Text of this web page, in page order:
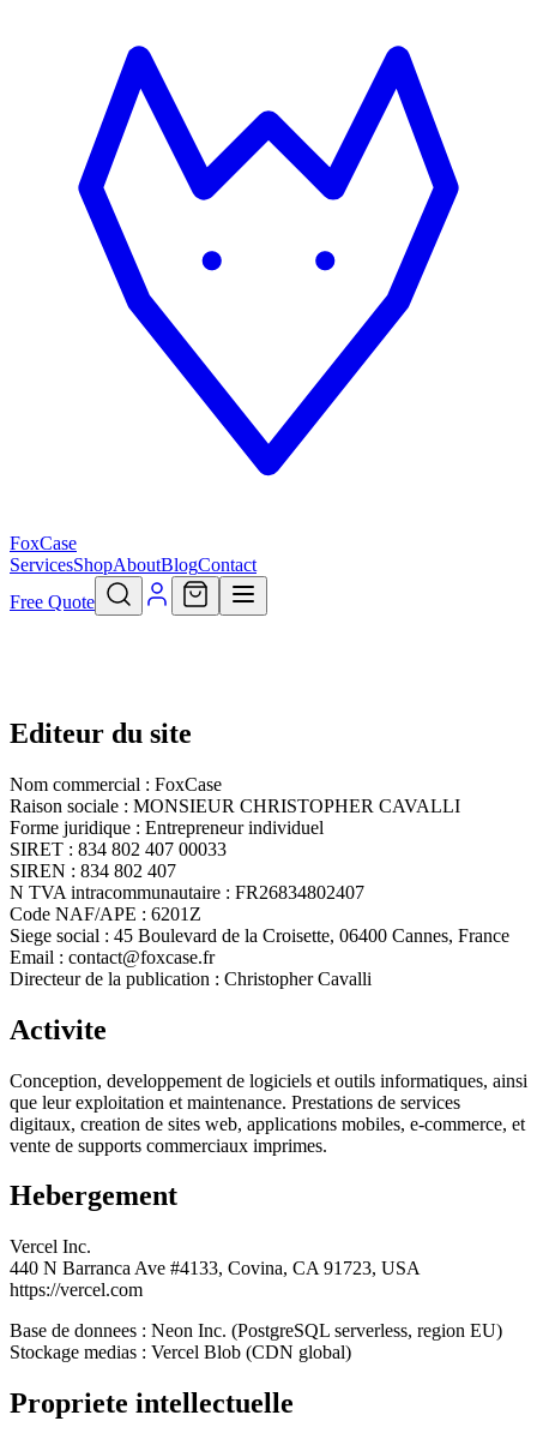
FoxCase
ServicesShopAboutBlogContact
Free Quote
Editeur du site
Nom commercial : FoxCase
Raison sociale : MONSIEUR CHRISTOPHER CAVALLI
Forme juridique : Entrepreneur individuel
SIRET : 834 802 407 00033
SIREN : 834 802 407
N TVA intracommunautaire : FR26834802407
Code NAF/APE : 6201Z
Siege social : 45 Boulevard de la Croisette, 06400 Cannes, France
Email : contact@foxcase.fr
Directeur de la publication : Christopher Cavalli
Activite
Conception, developpement de logiciels et outils informatiques, ainsi
que leur exploitation et maintenance. Prestations de services
digitaux, creation de sites web, applications mobiles, e-commerce, et
vente de supports commerciaux imprimes.
Hebergement
Vercel Inc.
440 N Barranca Ave #4133, Covina, CA 91723, USA
https://vercel.com
Base de donnees : Neon Inc. (PostgreSQL serverless, region EU)
Stockage medias : Vercel Blob (CDN global)
Propriete intellectuelle